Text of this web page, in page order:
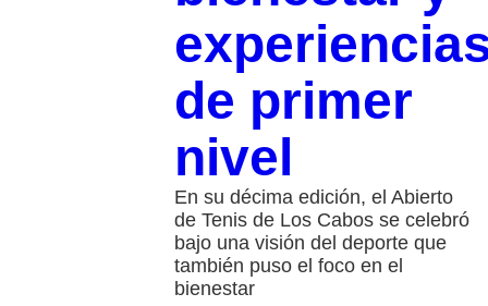
de primer
nivel
En su décima edición, el Abierto
de Tenis de Los Cabos se celebró
bajo una visión del deporte que
también puso el foco en el
bienestar